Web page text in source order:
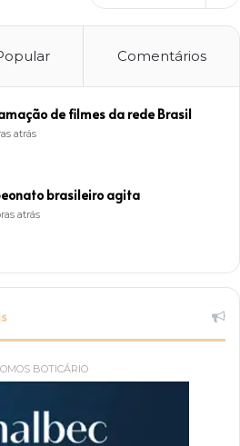
Comentários
de filmes da rede Brasil
atrás
brasileiro agita
atrás
BOTICÁRIO